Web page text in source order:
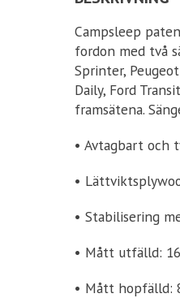
Campsleep
fordon med två
Sprinter,
Daily, Ford
framsätena.
• Avtagbart och
•
• Stabilisering
• Mått utfälld:
• Mått hopfälld: